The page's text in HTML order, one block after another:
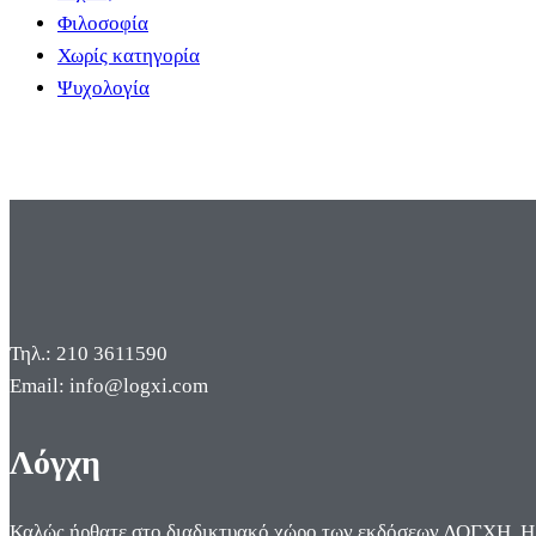
Φιλοσοφία
Χωρίς κατηγορία
Ψυχολογία
Τηλ.: 210 3611590
Email: info@logxi.com
Λόγχη